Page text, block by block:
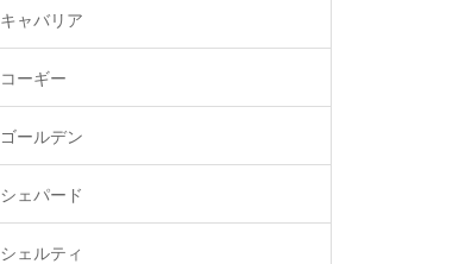
キャバリア
コーギー
ゴールデン
シェパード
シェルティ